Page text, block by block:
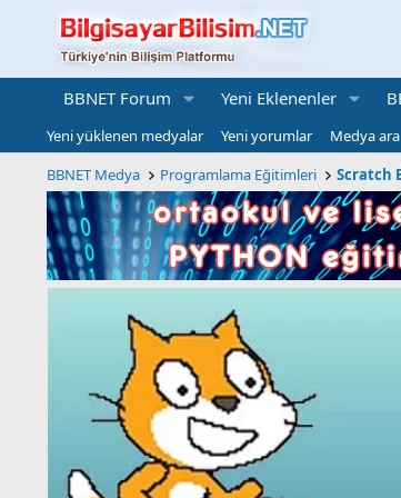
BBNET Forum Yeni Eklenenler
Yeni yüklenen medyalar Yeni yorumlar
Medya ara
BBNET Medya
Programlama Eğitimleri Scratch